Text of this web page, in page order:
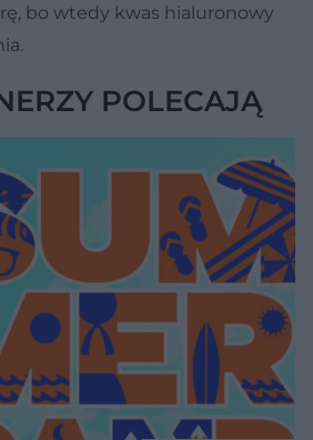
bo wtedy kwas hialuronowy
POLECAJĄ